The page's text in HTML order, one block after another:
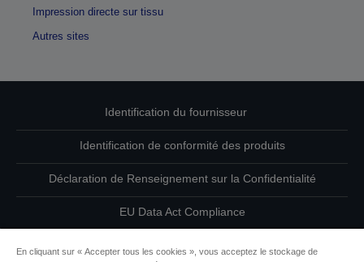
Impression directe sur tissu
Autres sites
Identification du fournisseur
Identification de conformité des produits
Déclaration de Renseignement sur la Confidentialité
EU Data Act Compliance
En cliquant sur « Accepter tous les cookies », vous acceptez le stockage de